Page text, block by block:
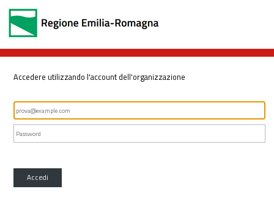
Accedere utilizzando l'account dell'organizzazione
Accedi